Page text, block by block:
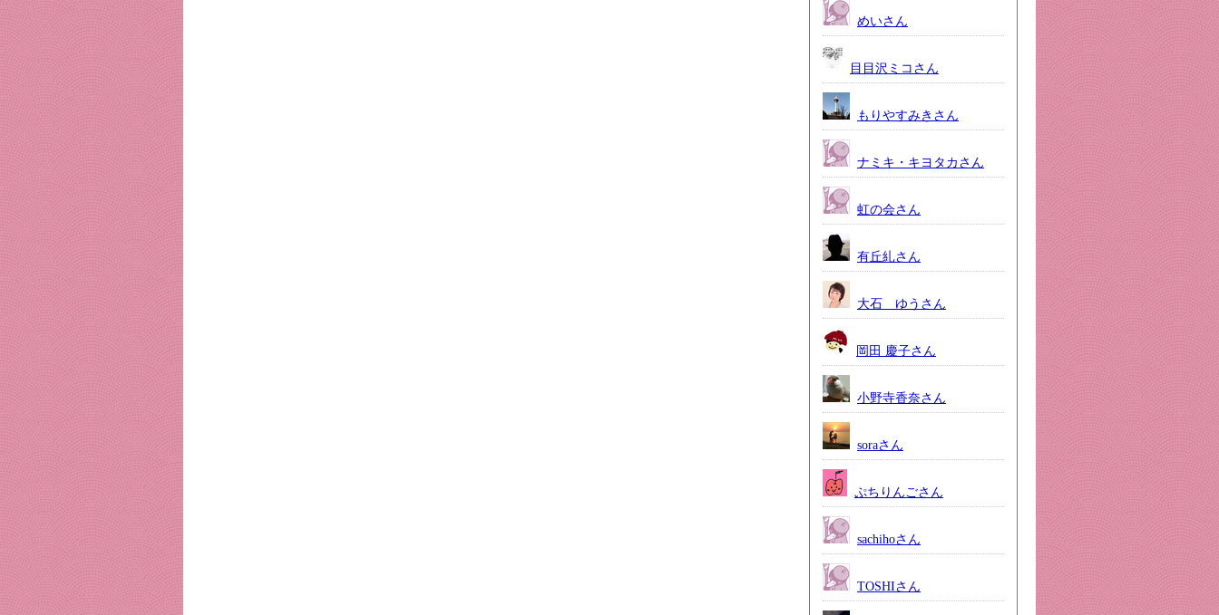
めいさん
目目沢ミコさん
もりやすみきさん
ナミキ・キヨタカさん
虹の会さん
有丘糺さん
大石 ゆうさん
岡田 慶子さん
小野寺香奈さん
soraさん
ぷちりんごさん
sachihoさん
TOSHIさん